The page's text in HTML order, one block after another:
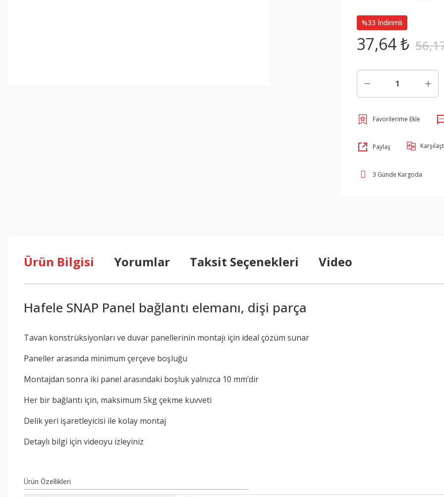
%33 İndirimli
37,64 ₺
Paylaş
3 Günde Kargoda
Ürün Bilgisi Yorumlar Taksit Seçenekleri Video
Hafele SNAP Panel bağlantı elemanı, dişi parça
Tavan konstrüksiyonları ve duvar panellerinin montajı için ideal çözüm sunar
Paneller arasında minimum çerçeve boşluğu
Montajdan sonra iki panel arasındaki boşluk yalnızca 10 mm’dir
Her bir bağlantı için, maksimum 5kg çekme kuvveti
Delik yeri işaretleyicisi ile kolay montaj
Detaylı bilgi için videoyu izleyiniz
Ürün Özellikleri